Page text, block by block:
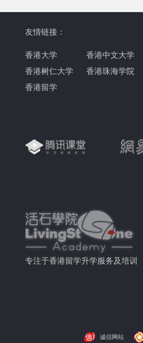
友情链接：
香港大学 香港中文大学
香港树仁大学
香港珠海学院
香港留学
专注于香港留学升学服务及培训
诚信网站